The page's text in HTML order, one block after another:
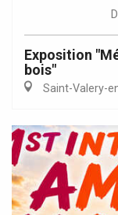
Exposition
bois"
Saint-Valery-